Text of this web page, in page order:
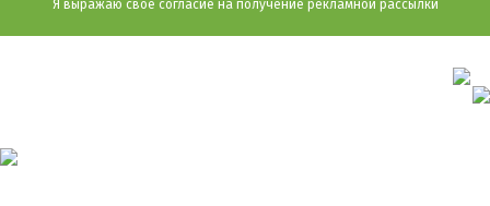
Я выражаю свое согласие на получение рекламной рассылки